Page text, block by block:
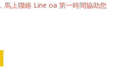
馬上聯絡 Line oa 第一時間協助您